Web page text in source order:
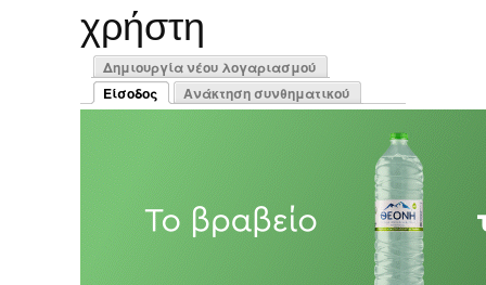
χρήστη
Πρωτεύουσες καρτέλες
Δημιουργία νέου λογαριασμού
Είσοδος
(ενεργή καρτέλα)
Ανάκτηση συνθηματικού